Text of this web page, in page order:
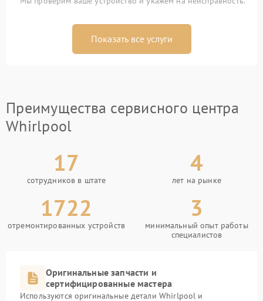
Показать все услуги
Преимущества сервисного центра
Whirlpool
17
сотрудников в штате
4
лет на рынке
1722
отремонтированных устройств
3
минимальный опыт работы
специалистов
Оригинальные запчасти и
сертифицированные мастера
Используются оригинальные детали Whirlpool и